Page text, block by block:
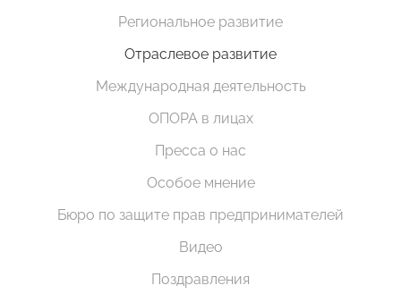
Региональное развитие
Отраслевое развитие
Международная деятельность
ОПОРА в лицах
Пресса о нас
Особое мнение
Бюро по защите прав предпринимателей
Видео
Поздравления